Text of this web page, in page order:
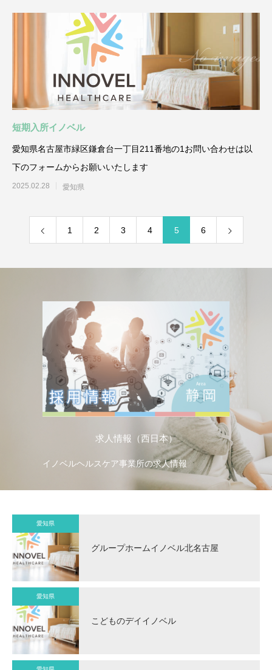
短期入所イノベル
愛知県名古屋市緑区鎌倉台一丁目211番地の1お問い合わせは以
下のフォームからお願いいたします
2025.02.28 愛知県
1 2 3 4 5 6
求人情報（西日本）
イノベルヘルスケア事業所の求人情報
愛知県
グループホームイノベル北名古屋
愛知県
こどものデイイノベル